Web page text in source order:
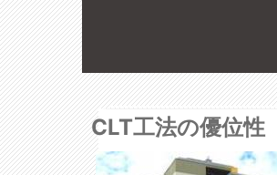
CLT工法の優位性